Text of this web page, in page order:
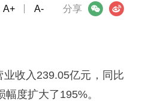
分享
微信 微博
A+ A-
收入239.05亿元，同比
度扩大了195%。